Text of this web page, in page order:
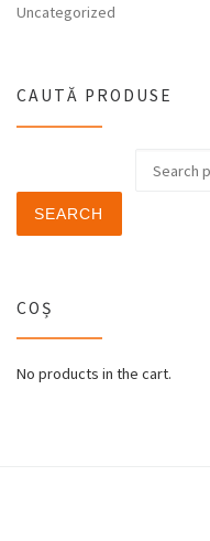
Uncategorized
CAUTĂ PRODUSE
SEARCH
COȘ
No products in the cart.